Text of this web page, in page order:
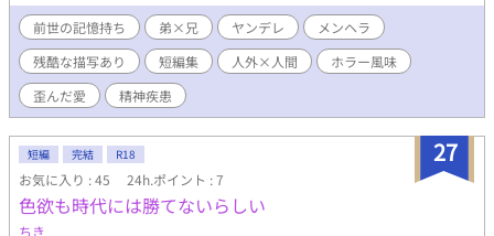
前世の記憶持ち 弟×兄 ヤンデレ
メンヘラ
残酷な描写あり
短編集 人外×人間
ホラー風味
歪んだ愛
精神疾患
27
短編 完結 R18
お気に入り : 45 24h.ポイント : 7
色欲も時代には勝てないらしい
ちき